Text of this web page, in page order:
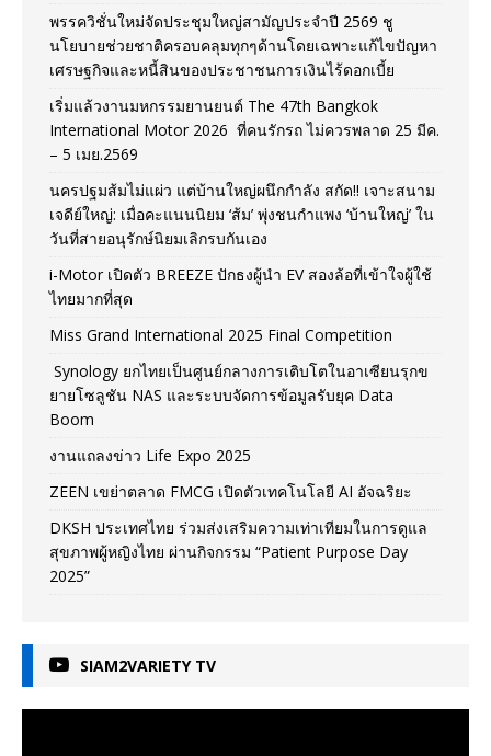
พรรควิชั่นใหม่จัดประชุมใหญ่สามัญประจำปี 2569 ชู
นโยบายช่วยชาติครอบคลุมทุกๆด้านโดยเฉพาะแก้ไขปัญหา
เศรษฐกิจและหนี้สินของประชาชนการเงินไร้ดอกเบี้ย
เริ่มแล้วงานมหกรรมยานยนต์ The 47th Bangkok
International Motor 2026 ที่คนรักรถ ไม่ควรพลาด 25 มีค.
– 5 เมย.2569
นครปฐมส้มไม่แผ่ว แต่บ้านใหญ่ผนึกกำลัง สกัด!! เจาะสนาม
เจดีย์ใหญ่: เมื่อคะแนนนิยม ‘ส้ม’ พุ่งชนกำแพง ‘บ้านใหญ่’ ใน
วันที่สายอนุรักษ์นิยมเลิกรบกันเอง
i-Motor เปิดตัว BREEZE ปักธงผู้นำ EV สองล้อที่เข้าใจผู้ใช้
ไทยมากที่สุด
Miss Grand International 2025 Final Competition
Synology ยกไทยเป็นศูนย์กลางการเติบโตในอาเซียนรุกข
ยายโซลูชัน NAS และระบบจัดการข้อมูลรับยุค Data
Boom
งานแถลงข่าว Life Expo 2025
ZEEN เขย่าตลาด FMCG เปิดตัวเทคโนโลยี AI อัจฉริยะ
DKSH ประเทศไทย ร่วมส่งเสริมความเท่าเทียมในการดูแล
สุขภาพผู้หญิงไทย ผ่านกิจกรรม “Patient Purpose Day
2025”
SIAM2VARIETY TV